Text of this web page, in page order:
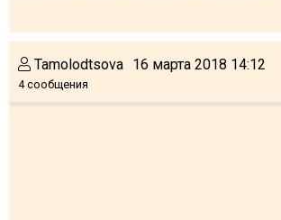
Tamolodtsova
4 сообщения
16 марта 2018 14:12